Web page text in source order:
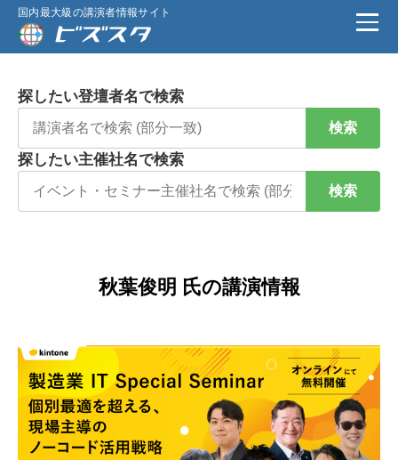
国内最大級の講演者情報サイト
探したい登壇者名で検索
検索
探したい主催社名で検索
検索
秋葉俊明 氏の講演情報